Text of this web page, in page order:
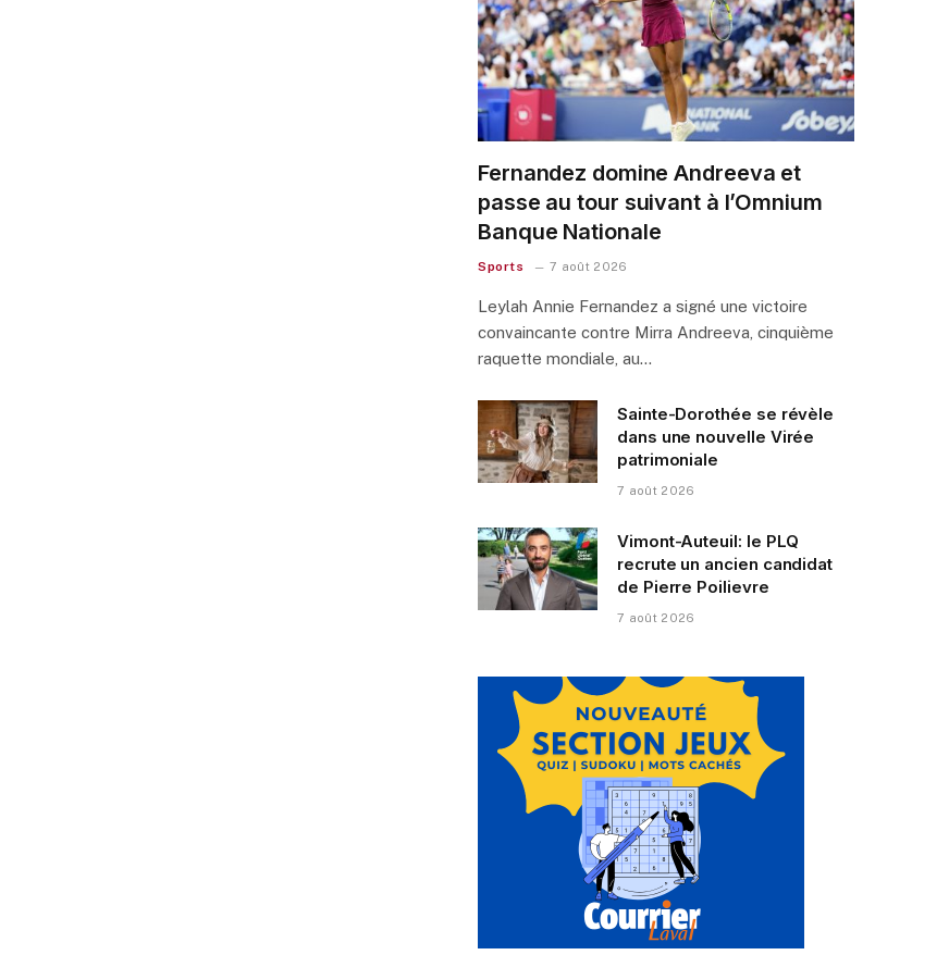
Fernandez domine Andreeva et
passe au tour suivant à l’Omnium
Banque Nationale
Sports 7 août 2026
Leylah Annie Fernandez a signé une victoire
convaincante contre Mirra Andreeva, cinquième
raquette mondiale, au…
Sainte-Dorothée se révèle
dans une nouvelle Virée
patrimoniale
7 août 2026
Vimont-Auteuil: le PLQ
recrute un ancien candidat
de Pierre Poilievre
7 août 2026